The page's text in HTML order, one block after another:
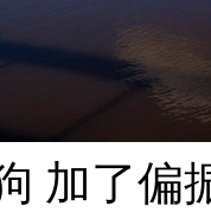
加了偏